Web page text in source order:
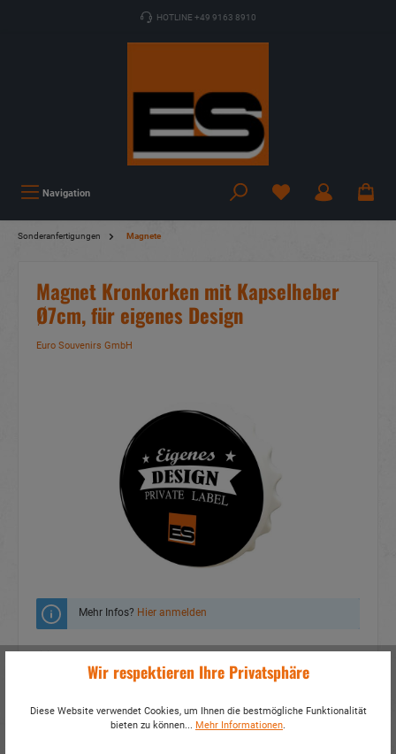
HOTLINE +49 9163 8910
Navigation
Sonderanfertigungen Magnete
Magnet Kronkorken mit Kapselheber
Ø7cm, für eigenes Design
Euro Souvenirs GmbH
Mehr Infos? Hier anmelden
16613
Wir respektieren Ihre Privatsphäre
Diese Website verwendet Cookies, um Ihnen die bestmögliche Funktionalität
bieten zu können... Mehr Informationen.